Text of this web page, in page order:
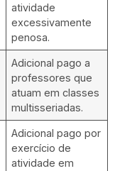
atividade
excessivamente
penosa.
Adicional pago a
professores que
atuam em classes
multisseriadas.
Adicional pago por
exercício de
atividade em